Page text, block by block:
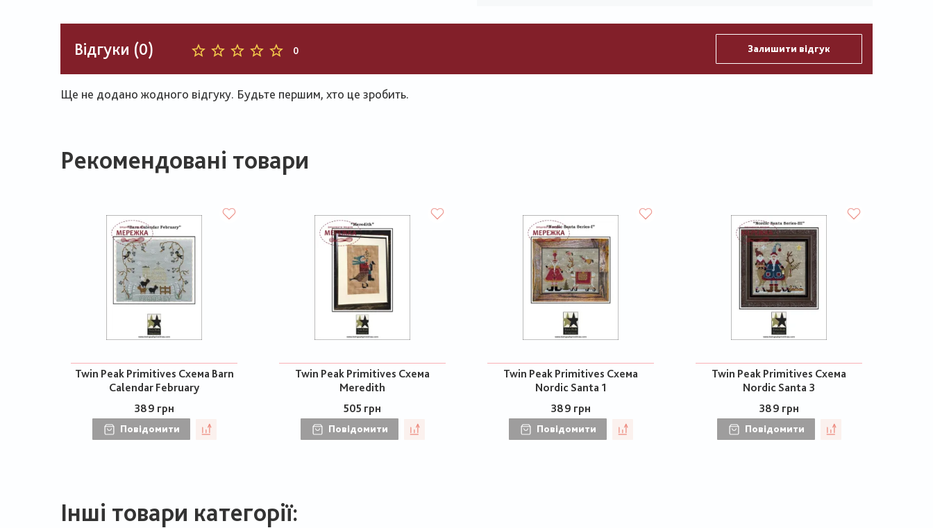
Відгуки (0) 0 Залишити відгук
Ще не додано жодного відгуку. Будьте першим, хто це зробить.
Рекомендовані товари
Twin Peak Primitives Схема Barn
Calendar February
389 грн
Повідомити
Twin Peak Primitives Схема
Meredith
505 грн
Повідомити
Twin Peak Primitives Схема
Nordic Santa 1
389 грн
Повідомити
Twin Peak Primitives Схема
Nordic Santa 3
389 грн
Повідомити
Інші товари категорії: